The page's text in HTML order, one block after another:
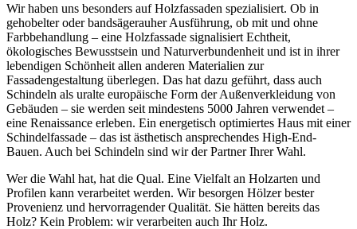
Wir haben uns besonders auf Holzfassaden spezialisiert. Ob in
gehobelter oder bandsägerauher Ausführung, ob mit und ohne
Farbbehandlung – eine Holzfassade signalisiert Echtheit,
ökologisches Bewusstsein und Naturverbundenheit und ist in ihrer
lebendigen Schönheit allen anderen Materialien zur
Fassadengestaltung überlegen. Das hat dazu geführt, dass auch
Schindeln als uralte europäische Form der Außenverkleidung von
Gebäuden – sie werden seit mindestens 5000 Jahren verwendet –
eine Renaissance erleben. Ein energetisch optimiertes Haus mit einer
Schindelfassade – das ist ästhetisch ansprechendes High-End-
Bauen. Auch bei Schindeln sind wir der Partner Ihrer Wahl.
Wer die Wahl hat, hat die Qual. Eine Vielfalt an Holzarten und
Profilen kann verarbeitet werden. Wir besorgen Hölzer bester
Provenienz und hervorragender Qualität. Sie hätten bereits das
Holz? Kein Problem: wir verarbeiten auch Ihr Holz.